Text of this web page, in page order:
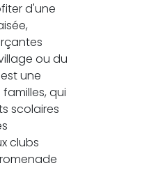
d'une
ou du
une
qui
scolaires
clubs